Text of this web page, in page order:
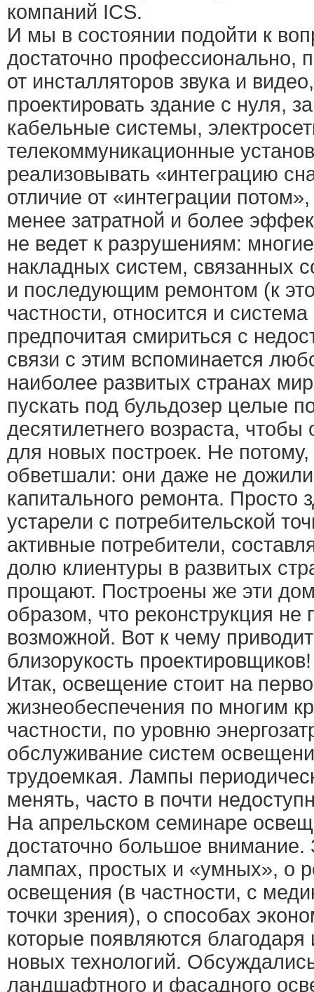
компаний ICS.
И мы в состоянии подойти к
достаточно профессионально,
от инсталляторов звука и
проектировать здание с нуля,
кабельные системы,
телекоммуникационные
реализовывать «интеграцию
отличие от «интеграции
менее затратной и более
не ведет к разрушениям:
накладных систем, связанных
и последующим ремонтом (к
частности, относится и
предпочитая смириться с
связи с этим вспоминается
наиболее развитых странах
пускать под бульдозер целые
десятилетнего возраста,
для новых построек. Не
обветшали: они даже не
капитального ремонта. Просто
устарели с потребительской
активные потребители,
долю клиентуры в развитых
прощают. Построены же эти
образом, что реконструкция не
возможной. Вот к чему
близорукость проектировщиков!
Итак, освещение стоит на
жизнеобеспечения по многим
частности, по уровню
обслуживание систем
трудоемкая. Лампы
менять, часто в почти
На апрельском семинаре
достаточно большое внимание.
лампах, простых и «умных», о
освещения (в частности, с
точки зрения), о способах
которые появляются
новых технологий.
ландшафтного и фасадного